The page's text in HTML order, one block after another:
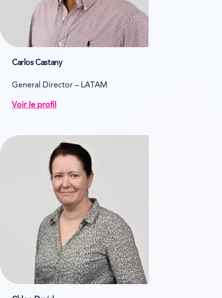
Carlos Castany
General Director – LATAM
Voir le profil